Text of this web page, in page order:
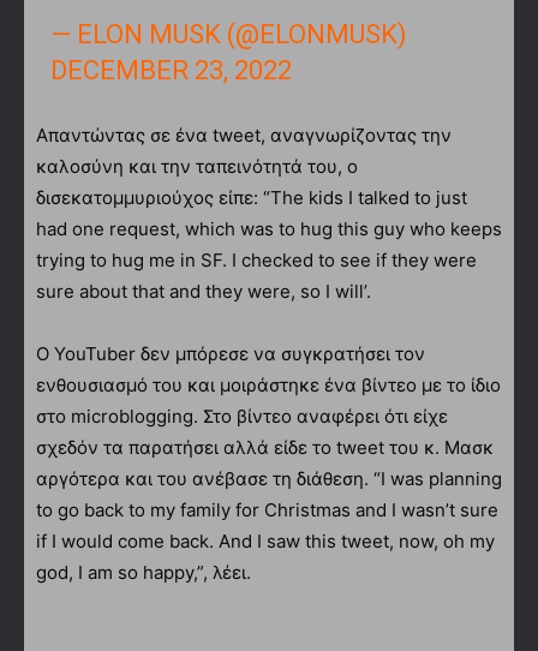
— ELON MUSK (@ELONMUSK)
DECEMBER 23, 2022
Απαντώντας σε ένα tweet, αναγνωρίζοντας την
καλοσύνη και την ταπεινότητά του, ο
δισεκατομμυριούχος είπε: “The kids I talked to just
had one request, which was to hug this guy who keeps
trying to hug me in SF. I checked to see if they were
sure about that and they were, so I will’.
Ο YouTuber δεν μπόρεσε να συγκρατήσει τον
ενθουσιασμό του και μοιράστηκε ένα βίντεο με το ίδιο
στο microblogging. Στο βίντεο αναφέρει ότι είχε
σχεδόν τα παρατήσει αλλά είδε το tweet του κ. Μασκ
αργότερα και του ανέβασε τη διάθεση. “I was planning
to go back to my family for Christmas and I wasn’t sure
if I would come back. And I saw this tweet, now, oh my
god, I am so happy,”, λέει.